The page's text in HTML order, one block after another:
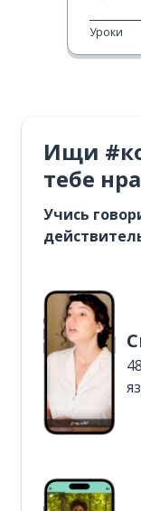
Уроки
Ищи
тебе
Учись